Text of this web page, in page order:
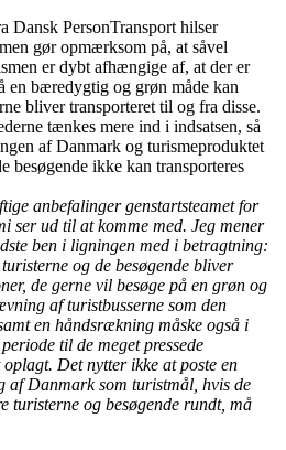
Dansk PersonTransport hilser
gør opmærksom på, at såvel
er dybt afhængige af, at der er
en bæredygtig og grøn måde kan
bliver transporteret til og fra disse.
tænkes mere ind i indsatsen, så
af Danmark og turismeproduktet
besøgende ikke kan transporteres
anbefalinger genstartsteamet for
ser ud til at komme med. Jeg mener
ben i ligningen med i betragtning:
og de besøgende bliver
de gerne vil besøge på en grøn og
af turistbusserne som den
en håndsrækning måske også i
til de meget pressede
Det nytter ikke at poste en
af Danmark som turistmål, hvis de
turisterne og besøgende rundt, må